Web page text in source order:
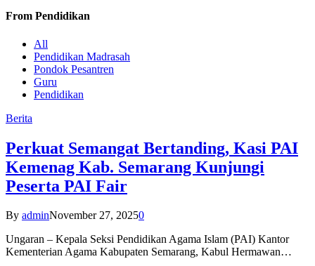
From Pendidikan
All
Pendidikan Madrasah
Pondok Pesantren
Guru
Pendidikan
Berita
Perkuat Semangat Bertanding, Kasi PAI
Kemenag Kab. Semarang Kunjungi
Peserta PAI Fair
By adminNovember 27, 20250
Ungaran – Kepala Seksi Pendidikan Agama Islam (PAI) Kantor
Kementerian Agama Kabupaten Semarang, Kabul Hermawan…